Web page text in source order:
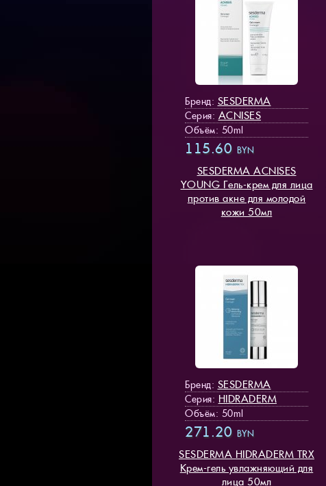
Бренд: SESDERMA
Серия: ACNISES
Объём: 50ml
115.60 BYN
SESDERMA ACNISES
YOUNG Гель-крем для лица
против акне для молодой
кожи 50мл
Бренд: SESDERMA
Серия: HIDRADERM
Объём: 50ml
271.20 BYN
SESDERMA HIDRADERM TRX
Крем-гель увлажняющий для
лица 50мл